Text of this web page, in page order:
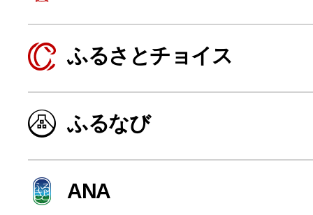
よく見られている返礼品
ふるさと納税徹底比較
ふるさとチョイス
ふるなび
ANA